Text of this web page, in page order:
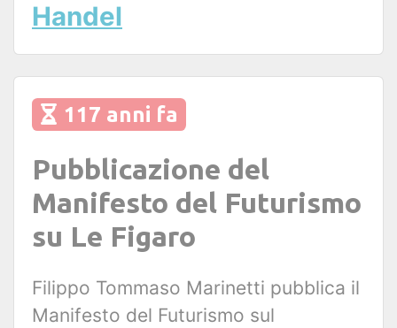
Handel
117 anni fa
Pubblicazione del
Manifesto del Futurismo
su Le Figaro
Filippo Tommaso Marinetti pubblica il
Manifesto del Futurismo sul